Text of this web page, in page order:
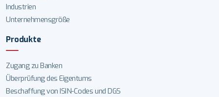
Industrien
Unternehmensgröße
Produkte
Zugang zu Banken
Überprüfung des Eigentums
Beschaffung von ISIN-Codes und DGS